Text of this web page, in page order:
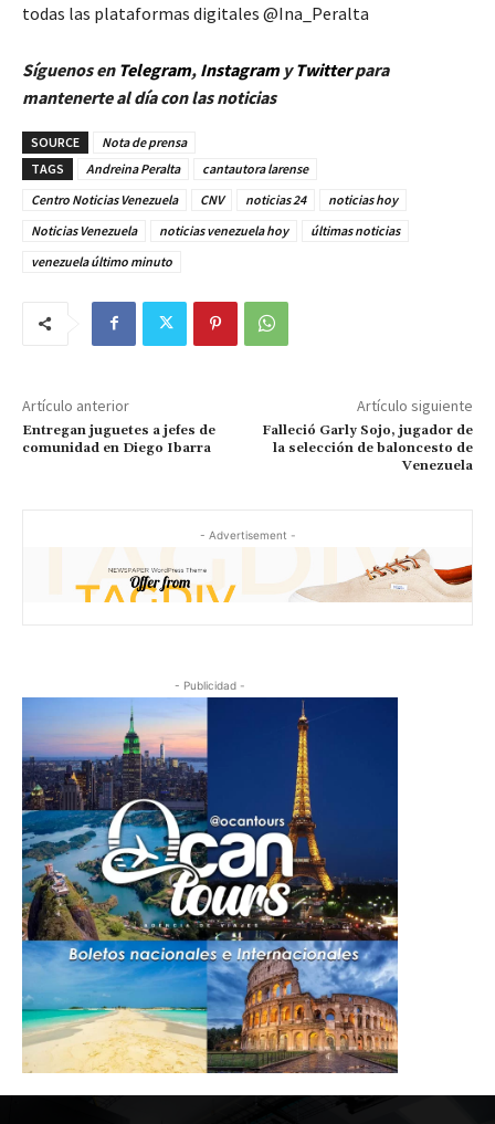
todas las plataformas digitales @Ina_Peralta
Síguenos en Telegram, InstagramyTwitterpara
mantenerte al día con las noticias
SOURCE
Nota de prensa
TAGS
Andreina Peralta
cantautora larense
Centro Noticias Venezuela
CNV noticias 24
noticias hoy
Noticias Venezuela
noticias venezuela hoy
últimas noticias
venezuela último minuto
Artículo anterior
Entregan juguetes a jefes de
comunidad en Diego Ibarra
Artículo siguiente
Falleció Garly Sojo, jugador de
la selección de baloncesto de
Venezuela
- Advertisement -
- Publicidad -